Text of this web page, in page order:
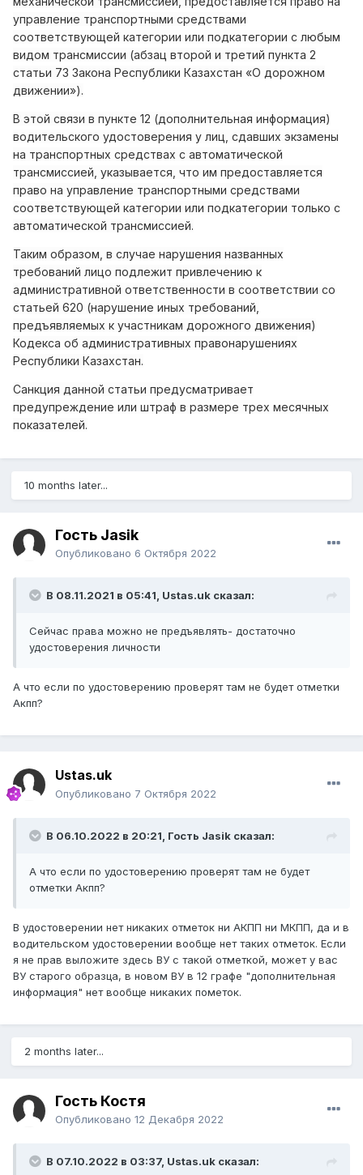
управление транспортными средствами
соответствующей категории или подкатегории с любым
видом трансмиссии (абзац второй и третий пункта 2
статьи 73 Закона Республики Казахстан «О дорожном
движении»).
В этой связи в пункте 12 (дополнительная информация)
водительского удостоверения у лиц, сдавших экзамены
на транспортных средствах с автоматической
трансмиссией, указывается, что им предоставляется
право на управление транспортными средствами
соответствующей категории или подкатегории только с
автоматической трансмиссией.
Таким образом, в случае нарушения названных
требований лицо подлежит привлечению к
административной ответственности в соответствии со
статьей 620 (нарушение иных требований,
предъявляемых к участникам дорожного движения)
Кодекса об административных правонарушениях
Республики Казахстан.
Санкция данной статьи предусматривает
предупреждение или штраф в размере трех месячных
показателей.
10 months later...
Гость Jasik
Опубликовано 6 Октября 2022
В 08.11.2021 в 05:41, Ustas.uk сказал:
Сейчас права можно не предъявлять- достаточно
удостоверения личности
А что если по удостоверению проверят там не будет отметки
Акпп?
Ustas.uk
Опубликовано 7 Октября 2022
В 06.10.2022 в 20:21, Гость Jasik сказал:
А что если по удостоверению проверят там не будет
отметки Акпп?
В удостоверении нет никаких отметок ни АКПП ни МКПП, да и в
водительском удостоверении вообще нет таких отметок. Если
я не прав выложите здесь ВУ с такой отметкой, может у вас
ВУ старого образца, в новом ВУ в 12 графе "дополнительная
информация" нет вообще никаких пометок.
2 months later...
Гость Костя
Опубликовано 12 Декабря 2022
В 07.10.2022 в 03:37, Ustas.uk сказал: